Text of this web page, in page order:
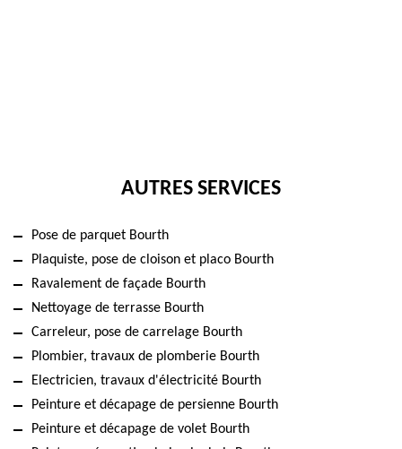
AUTRES SERVICES
Pose de parquet Bourth
Plaquiste, pose de cloison et placo Bourth
Ravalement de façade Bourth
Nettoyage de terrasse Bourth
Carreleur, pose de carrelage Bourth
Plombier, travaux de plomberie Bourth
Electricien, travaux d'électricité Bourth
Peinture et décapage de persienne Bourth
Peinture et décapage de volet Bourth